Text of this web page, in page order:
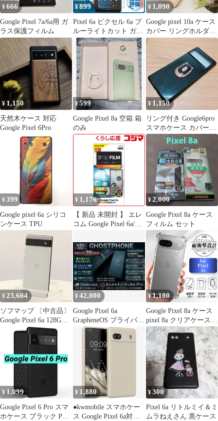
¥666
Google Pixel 7a/6a用 ガ
ラス保護フィルム
¥899
Pixel 6a ピクセル 6a ブ
ルーライトカット ガラ
スフィルム 旭硝子
¥ 1,090
Google pixel 10a ケース
カバー リングホルダー
付：ピーチピンク ☆お
まけガラスフィルム付
¥ 1,150
天然木ケース 対応
Google Pixel 6Pro
¥599
Google Pixel 8a 空箱 箱
のみ
¥ 1,150
リング付き Google6pro
スマホケース カバー黒
シンプル
¥ 399
Google pixel 6a シリコ
ンケース TPU
¥ 1,176
【 新品 未開封 】 エレ
コム Google Pixel 6a/フ
PMP221FLFG 未使用 送
料無料
¥2,000
Google Pixel 8a ケース
フィルム セット
¥23,604
ソフマップ 〔中古品〕
Google Pixel 6a 128GB
チョーク GB17L au SIM
フリー【262】
¥42,000
Google Pixel 6a
GrapheneOS プライバシ
ー重視 未使用品
¥1,180
Google Pixel 8a ケース
pixel 8a クリアケース
携帯カバー pixel8a ケー
ス カバー 軽量設計 ク
リア 保護ケース 耐衝撃
透明 スマホケース 四隅
エアクッション 柔軟な
TPU素材 シンプル
¥ 1,099
Google Pixel 6 Pro スマ
ホケース ブラック PU
¥ 1,880
●kwmobile スマホケー
ス Google Pixel 6a対応
¥300
Pixel 6a リトルミイ＆ミ
ムラねえさん 黒ケース